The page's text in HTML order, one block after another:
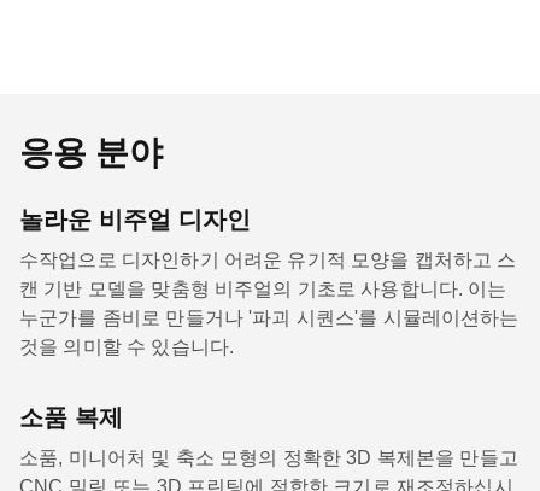
응용 분야
놀라운 비주얼 디자인
수작업으로 디자인하기 어려운 유기적 모양을 캡처하고 스
캔 기반 모델을 맞춤형 비주얼의 기초로 사용합니다. 이는
누군가를 좀비로 만들거나 '파괴 시퀀스'를 시뮬레이션하는
것을 의미할 수 있습니다.
소품 복제
소품, 미니어처 및 축소 모형의 정확한 3D 복제본을 만들고
CNC 밀링 또는 3D 프린팅에 적합한 크기로 재조정하십시